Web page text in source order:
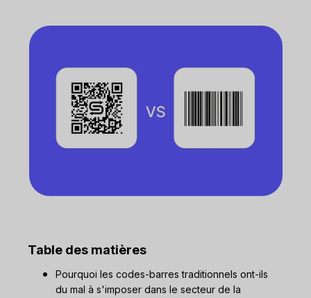
Table des matières
Pourquoi les codes-barres traditionnels ont-ils
du mal à s'imposer dans le secteur de la